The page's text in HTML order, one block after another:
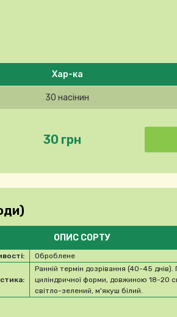
Хар-ка
30 насінин
30 грн
ОПИС СОРТУ
Оброблене
Ранній термін дозрівання (40-45 днів).
циліндричної форми, довжиною 18-20
світло-зелений, м'якуш білий.